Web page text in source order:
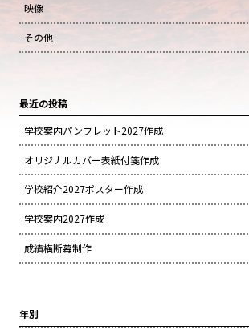
映像
その他
最近の投稿
学校案内パンフレット2027作成
オリジナルカバー表紙付箋作成
学校紹介2027ポスター作成
学校案内2027作成
成績横断幕制作
年別